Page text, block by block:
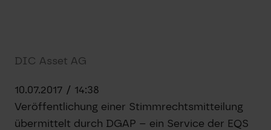
DIC Asset AG
10.07.2017 / 14:38
Veröffentlichung einer Stimmrechtsmitteilung
übermittelt durch DGAP – ein Service der EQS